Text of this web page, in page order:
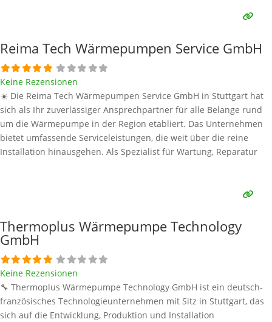
Reima Tech Wärmepumpen Service GmbH
Keine Rezensionen
☀️ Die Reima Tech Wärmepumpen Service GmbH in Stuttgart hat
sich als Ihr zuverlässiger Ansprechpartner für alle Belange rund
um die Wärmepumpe in der Region etabliert. Das Unternehmen
bietet umfassende Serviceleistungen, die weit über die reine
Installation hinausgehen. Als Spezialist für Wartung, Reparatur
Thermoplus Wärmepumpe Technology
GmbH
Keine Rezensionen
🔧 Thermoplus Wärmepumpe Technology GmbH ist ein deutsch-
französisches Technologieunternehmen mit Sitz in Stuttgart, das
sich auf die Entwicklung, Produktion und Installation